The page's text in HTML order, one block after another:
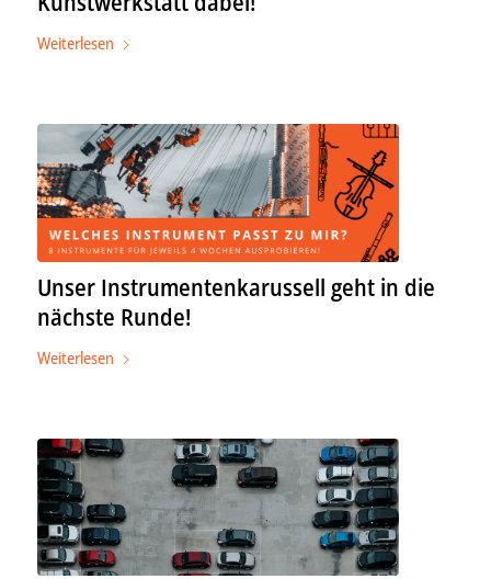
Weiterlesen
Unser Instrumentenkarussell geht in die
nächste Runde!
Weiterlesen